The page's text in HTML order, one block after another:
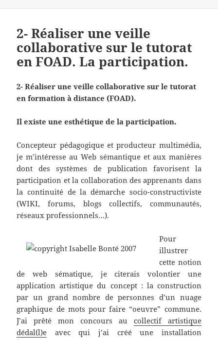
2- Réaliser une veille
collaborative sur le tutorat
en FOAD. La participation.
2- Réaliser une veille collaborative sur le tutorat
en formation à distance (FOAD).
Il existe une esthétique de la participation.
Concepteur pédagogique et producteur multimédia,
je m’intéresse au Web sémantique et aux manières
dont des systèmes de publication favorisent la
participation et la collaboration des apprenants dans
la continuité de la démarche socio-constructiviste
(WIKI, forums, blogs collectifs, communautés,
réseaux professionnels…).
Pour
illustrer
cette notion
de web sématique, je citerais volontier une
application artistique du concept : la construction
par un grand nombre de personnes d’un nuage
graphique de mots pour faire “oeuvre” commune.
J’ai prêté mon concours au collectif artistique
dédal(l)e avec qui j’ai créé une installation